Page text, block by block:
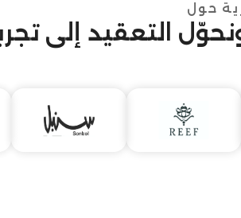
حول
ونحوّل التعقيد إلى